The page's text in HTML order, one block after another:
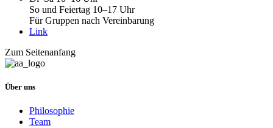
So und Feiertag 10–17 Uhr
Für Gruppen nach Vereinbarung
Link
Zum Seitenanfang
Über uns
Philosophie
Team